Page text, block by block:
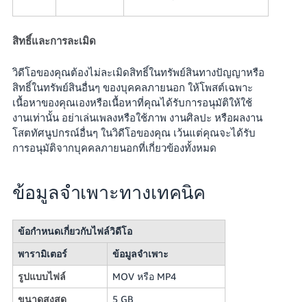
สิทธิ์และการละเมิด
วิดีโอของคุณต้องไม่ละเมิดสิทธิ์ในทรัพย์สินทางปัญญาหรือ
สิทธิ์ในทรัพย์สินอื่นๆ ของบุคคลภายนอก ให้โพสต์เฉพาะ
เนื้อหาของคุณเองหรือเนื้อหาที่คุณได้รับการอนุมัติให้ใช้
งานเท่านั้น อย่าเล่นเพลงหรือใช้ภาพ งานศิลปะ หรือผลงาน
โสตทัศนูปกรณ์อื่นๆ ในวิดีโอของคุณ เว้นแต่คุณจะได้รับ
การอนุมัติจากบุคคลภายนอกที่เกี่ยวข้องทั้งหมด
ข้อมูลจำเพาะทางเทคนิค
ข้อกำหนดเกี่ยวกับไฟล์วิดีโอ
พารามิเตอร์
ข้อมูลจำเพาะ
รูปแบบไฟล์
MOV หรือ MP4
ขนาดสูงสุด
5 GB